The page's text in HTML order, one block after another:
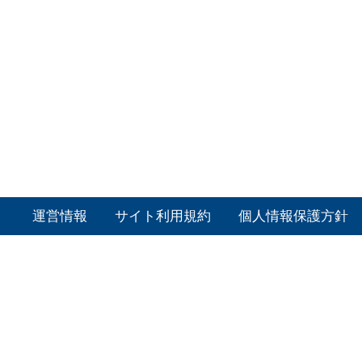
運営情報 サイト利用規約 個人情報保護方針